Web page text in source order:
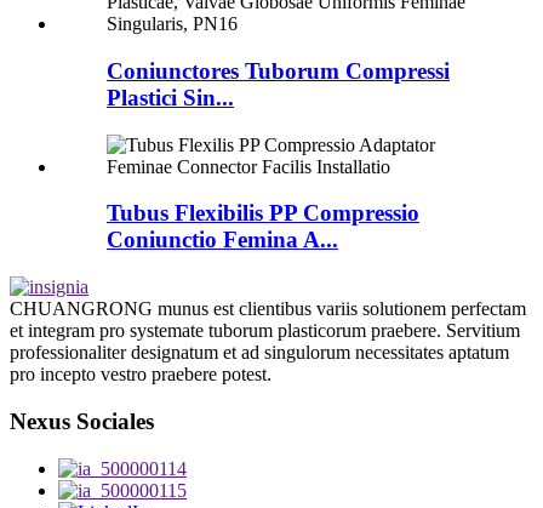
Coniunctores Tuborum Compressi
Plastici Sin...
Tubus Flexibilis PP Compressio
Coniunctio Femina A...
CHUANGRONG munus est clientibus variis solutionem perfectam
et integram pro systemate tuborum plasticorum praebere. Servitium
professionaliter designatum et ad singulorum necessitates aptatum
pro incepto vestro praebere potest.
Nexus Sociales